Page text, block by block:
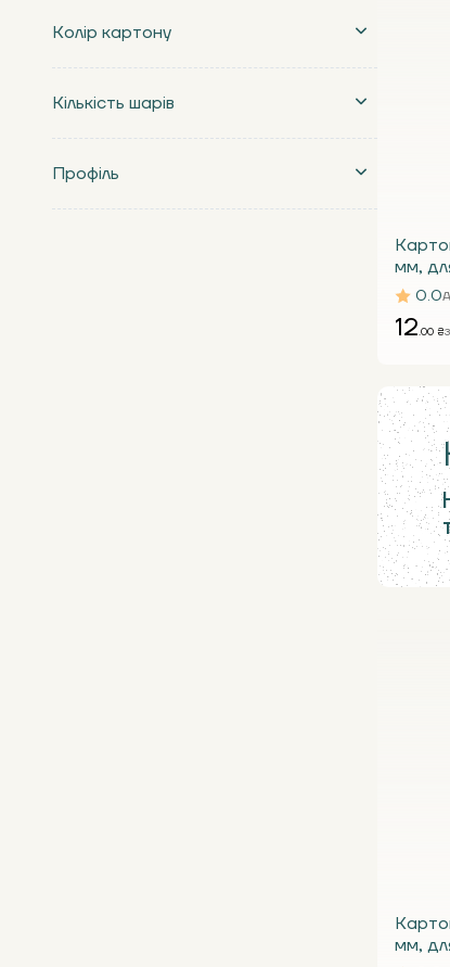
Колір картону
Кількість шарів
Профіль
мм,
біла
0.0
12.00 ₴
мм,